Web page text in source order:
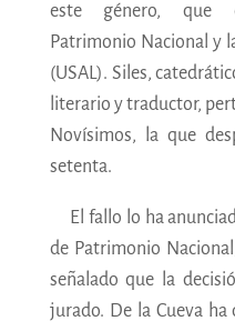
este género, que
Patrimonio Nacional y
(USAL). Siles,
literario y traductor,
Novísimos, la que
setenta.
El fallo lo ha
de Patrimonio
señalado que la
jurado. De la Cueva